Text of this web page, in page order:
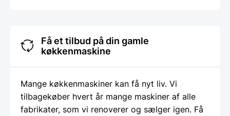
Få et tilbud på din gamle
køkkenmaskine
Mange køkkenmaskiner kan få nyt liv. Vi
tilbagekøber hvert år mange maskiner af alle
fabrikater, som vi renoverer og sælger igen. Få